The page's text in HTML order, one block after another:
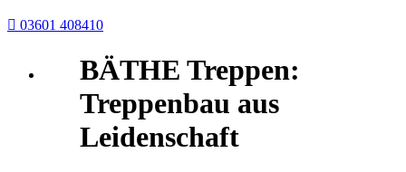
 03601 408410
BÄTHE Treppen:
Treppenbau aus
Leidenschaft